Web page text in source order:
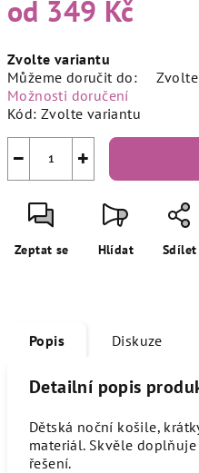
od 349 Kč
cena:
Zvolte variantu
Můžeme doručit do:
Možnosti doručení
Kód: Zvolte variantu
+
−
Zeptat se Hlídat Sdílet
Popis Diskuze
Detailní popis
Dětská noční košile,
materiál. Skvěle
řešení.